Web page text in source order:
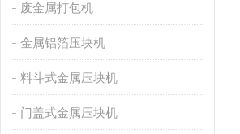
废金属打包机
金属铝箔压块机
料斗式金属压块机
门盖式金属压块机